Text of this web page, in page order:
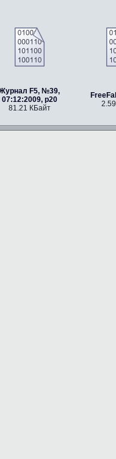
F5, №39,
07:12:2009, p20
81.21 КБайт